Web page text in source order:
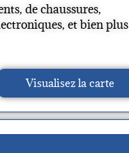
de chaussures,
et bien plus
Visualisez la carte